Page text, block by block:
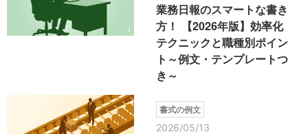
業務日報のスマートな書き
方！ 【2026年版】効率化
テクニックと職種別ポイン
ト～例文・テンプレートつ
き～
書式の例文
2026/05/13